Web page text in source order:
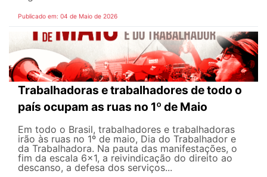
Publicado em: 04 de Maio de 2026
Trabalhadoras e trabalhadores de todo o
país ocupam as ruas no 1º de Maio
Em todo o Brasil, trabalhadores e trabalhadoras
irão às ruas no 1º de maio, Dia do Trabalhador e
da Trabalhadora. Na pauta das manifestações, o
fim da escala 6×1, a reivindicação do direito ao
descanso, a defesa dos serviços...